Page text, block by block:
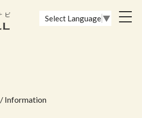
Select Language ▼
/ Information